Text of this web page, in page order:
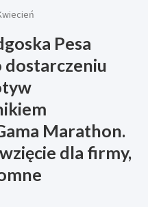
Pesa
dostarczeniu
Marathon.
dla firmy,